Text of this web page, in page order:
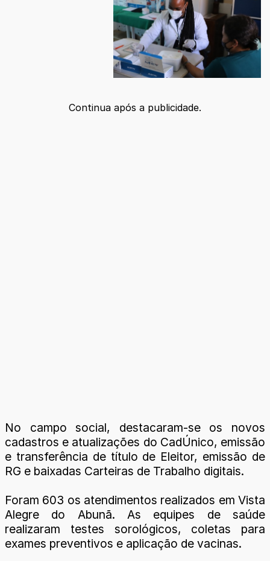
Continua após a publicidade.
No campo social, destacaram-se os novos
cadastros e atualizações do CadÚnico, emissão
e transferência de título de Eleitor, emissão de
RG e baixadas Carteiras de Trabalho digitais.
Foram 603 os atendimentos realizados em Vista
Alegre do Abunã. As equipes de saúde
realizaram testes sorológicos, coletas para
exames preventivos e aplicação de vacinas.